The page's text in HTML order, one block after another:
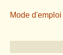
Mode d'emploi